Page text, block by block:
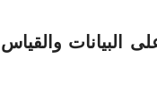
البيانات والقياس